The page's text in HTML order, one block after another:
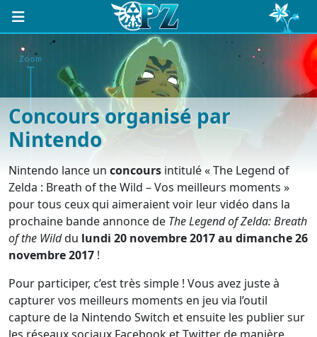
Concours organisé par
Nintendo
Nintendo lance un concours intitulé « The Legend of
Zelda : Breath of the Wild – Vos meilleurs moments »
pour tous ceux qui aimeraient voir leur vidéo dans la
prochaine bande annonce de The Legend of Zelda: Breath
of the Wilddu lundi 20 novembre 2017 au dimanche 26
novembre 2017 !
Pour participer, c’est très simple ! Vous avez juste à
capturer vos meilleurs moments en jeu via l’outil
capture de la Nintendo Switch et ensuite les publier sur